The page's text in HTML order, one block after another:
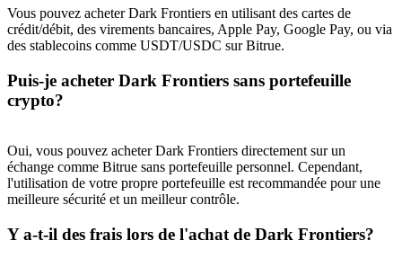
USDT New User Exclusive 10% APR
USDT Flexible Staking | Daily Rewards
BTC New User Exclusive: 6.5% APR
Vous pouvez acheter Dark Frontiers en utilisant des cartes de
crédit/débit, des virements bancaires, Apple Pay, Google Pay, ou via
des stablecoins comme USDT/USDC sur Bitrue.
Puis-je acheter Dark Frontiers sans portefeuille
crypto?
Oui, vous pouvez acheter Dark Frontiers directement sur un
échange comme Bitrue sans portefeuille personnel. Cependant,
l'utilisation de votre propre portefeuille est recommandée pour une
meilleure sécurité et un meilleur contrôle.
Y a-t-il des frais lors de l'achat de Dark Frontiers?